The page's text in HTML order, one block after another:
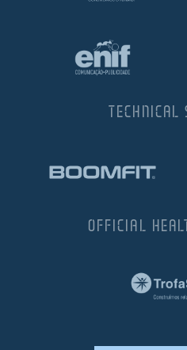
TECHNICAL
OFFICIAL